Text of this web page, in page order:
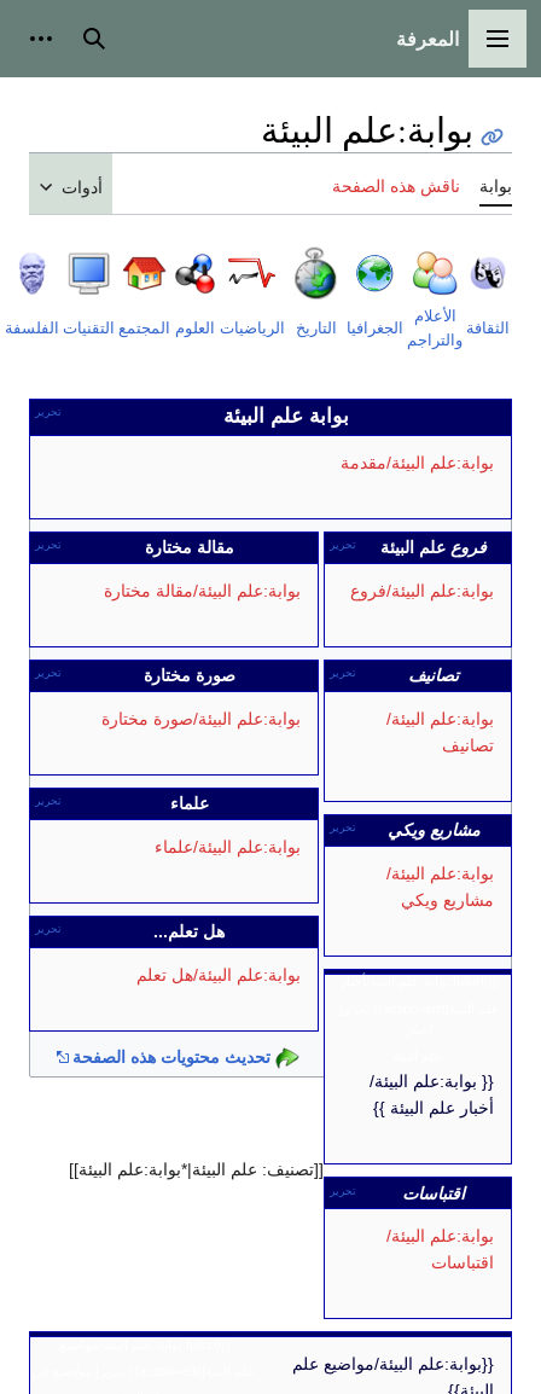
أدوات شخصية
:علم البيئة
هذه الصفحة
الجغرافيا التاريخ الرياضيات العلوم المجتمع التقنيات الفلسفة الأديان
البوابات
بوابة علم البيئة
البيئة/مقدمة
تحرير مقالة مختارة
بوابة:علم البيئة/مقالة مختارة
تحرير صورة مختارة
بوابة:علم البيئة/صورة مختارة
بوابة:علم البيئة/علماء
بوابة:علم البيئة/هل تعلم
تحرير البيئة
البيئة/فروع
تحرير
البيئة/
تحرير
البيئة/
البيئة/
البيئة }}
تحرير
البيئة/
علم البيئة|action=edit}}
البيئة/مواضيع علم
تحديث محتويات هذه الصفحة
[[تصنيف: علم البيئة|*بوابة:علم البيئة]]